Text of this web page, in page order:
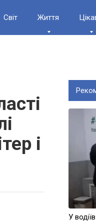
Світ Життя
і
У